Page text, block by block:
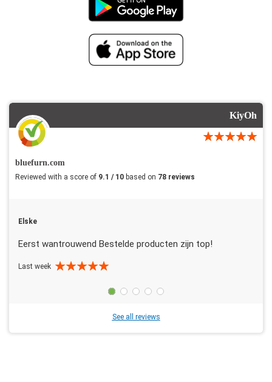
KiyOh
bluefurn.com
Reviewed with a score of 9.1 / 10 based on 78 reviews
Elske
Eerst wantrouwend Bestelde producten zijn top!
Last week
See all reviews